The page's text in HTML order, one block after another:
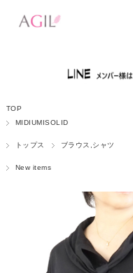
TOP
MIDIUMISOLID
トップス ブラウス,シャツ
New items